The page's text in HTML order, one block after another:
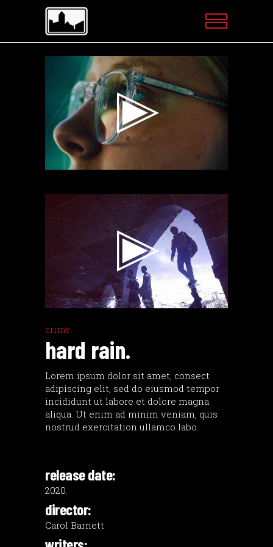
Videospeler
Videospeler
crime
hard rain.
Lorem ipsum dolor sit amet, consect
adipiscing elit, sed do eiusmod tempor
incididunt ut labore et dolore magna
aliqua. Ut enim ad minim veniam, quis
nostrud exercitation ullamco labo.
release date:
2020.
director:
Carol Barnett